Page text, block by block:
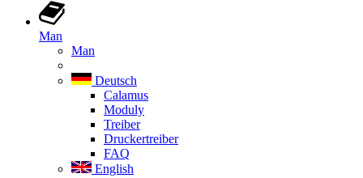
Man
Man
Deutsch
Calamus
Moduly
Treiber
Druckertreiber
FAQ
English